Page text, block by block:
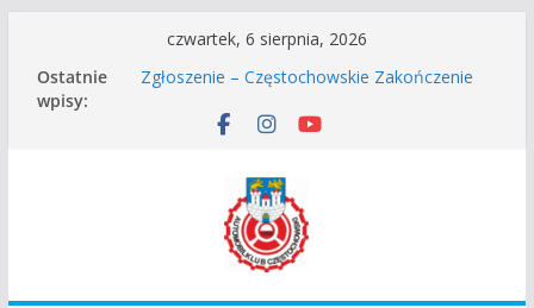
treści
czwartek, 6 sierpnia, 2026
Ostatnie
wpisy:
Częstochowskie Rozpoczęcie Sezonu 2026
Zgłoszenie – Częstochowskie Zakończenie
Sezonu 2025
45 Rajd Częstochowski zostaje odwołany.
I Gliwicki Classic Sprint o Puchar Prezydenta
Miasta Gliwice